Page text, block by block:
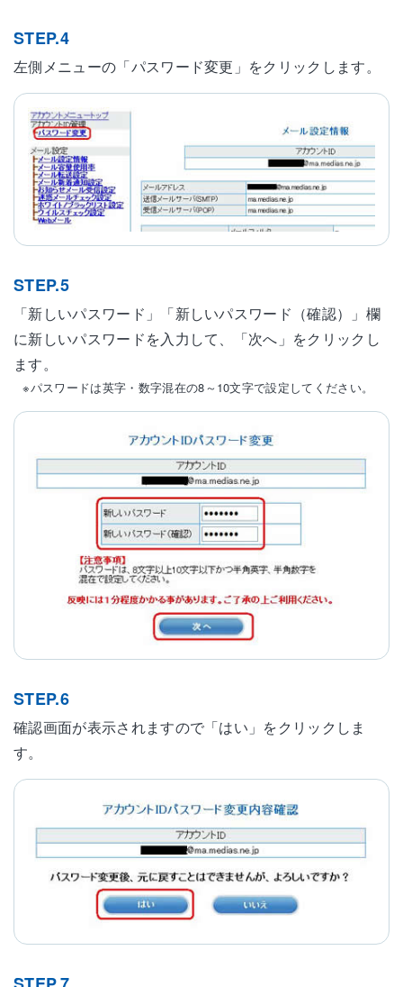
STEP.4
左側メニューの「パスワード変更」をクリックします。
STEP.5
「新しいパスワード」「新しいパスワード（確認）」欄
に新しいパスワードを入力して、「次へ」をクリックし
ます。
※パスワードは英字・数字混在の8～10文字で設定してください。
STEP.6
確認画面が表示されますので「はい」をクリックしま
す。